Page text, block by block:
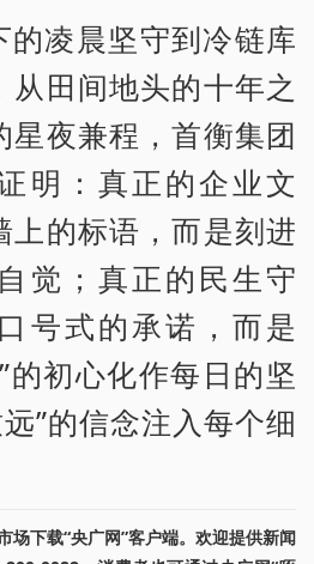
的凌晨坚守到冷链库
从田间地头的十年之
星夜兼程，首衡集团
明：真正的企业文
上的标语，而是刻进
觉；真正的民生守
号式的承诺，而是
的初心化作每日的坚
远”的信念注入每个细
场下载“央广网”客户端。欢迎提供新闻